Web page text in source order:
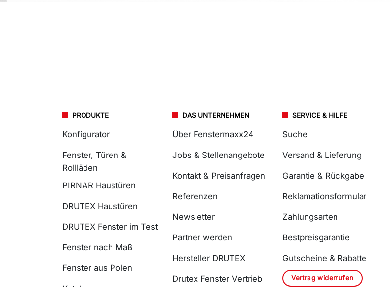
PRODUKTE
Konfigurator
Fenster, Türen &
Rollläden
PIRNAR Haustüren
DRUTEX Haustüren
DRUTEX Fenster im Test
Fenster nach Maß
Fenster aus Polen
DAS UNTERNEHMEN
Über Fenstermaxx24
Jobs & Stellenangebote
Kontakt & Preisanfragen
Referenzen
Newsletter
Partner werden
Hersteller DRUTEX
Drutex Fenster Vertrieb
SERVICE & HILFE
Suche
Versand & Lieferung
Garantie & Rückgabe
Reklamationsformular
Zahlungsarten
Bestpreisgarantie
Gutscheine & Rabatte
Vertrag widerrufen